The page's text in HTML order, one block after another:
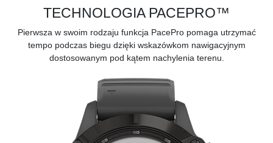
TECHNOLOGIA PACEPRO™
Pierwsza w swoim rodzaju funkcja PacePro pomaga utrzymać
tempo podczas biegu dzięki wskazówkom nawigacyjnym
dostosowanym pod kątem nachylenia terenu.